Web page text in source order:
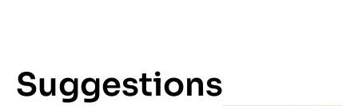
Suggestions